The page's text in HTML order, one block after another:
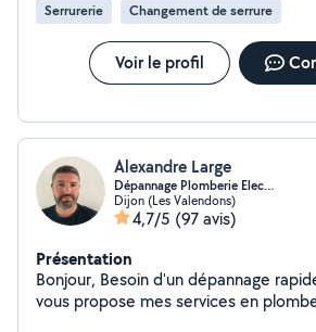
Serrurerie Changement de serrure
Voir le profil
Alexandre Large
Dépannage Plomberie Elec…
Dijon (Les Valendons)
4,7/5 (97 avis)
Présentation
Bonjour, Besoin d'un dépannage rapide sur Dijon ? Je
vous propose mes services en